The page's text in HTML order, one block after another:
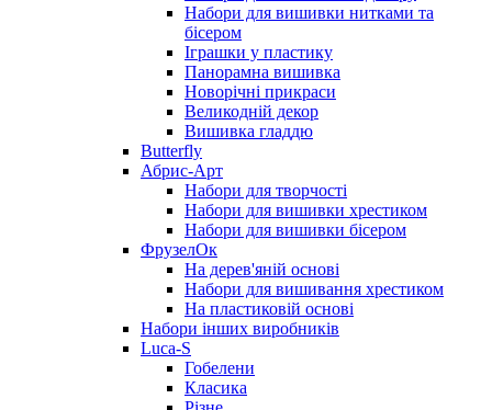
Набори для вишивки нитками та
бісером
Іграшки у пластику
Панорамна вишивка
Новорічні прикраси
Великодній декор
Вишивка гладдю
Butterfly
Абрис-Арт
Набори для творчості
Набори для вишивки хрестиком
Набори для вишивки бісером
ФрузелОк
На дерев'яній основі
Набори для вишивання хрестиком
На пластиковій основі
Набори інших виробників
Luca-S
Гобелени
Класика